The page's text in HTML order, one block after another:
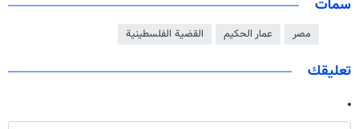
سمات
مصر عمار الحكيم القضية الفلسطينية
تعليقك